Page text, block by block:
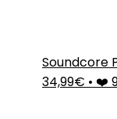
Soundcore
34,99€ • ❤️